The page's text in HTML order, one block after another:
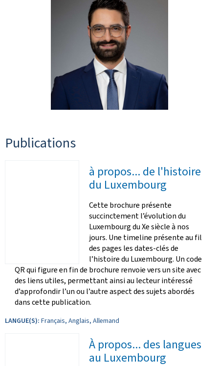
Publications
à propos... de l'histoire
du Luxembourg
Cette brochure présente
succinctement l’évolution du
Luxembourg du Xe siècle à nos
jours. Une timeline présente au fil
des pages les dates-clés de
l’histoire du Luxembourg. Un code
QR qui figure en fin de brochure renvoie vers un site avec
des liens utiles, permettant ainsi au lecteur intéressé
d’approfondir l’un ou l’autre aspect des sujets abordés
dans cette publication.
LANGUE(S): Français, Anglais, Allemand
À propos... des langues
au Luxembourg